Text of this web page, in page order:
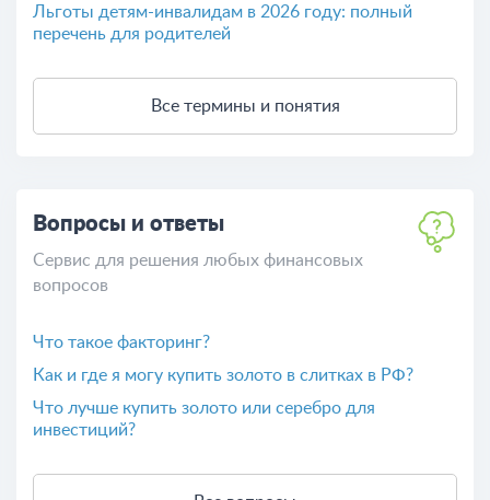
Льготы детям-инвалидам в 2026 году: полный
перечень для родителей
Все термины и понятия
Вопросы и ответы
Сервис для решения любых финансовых
вопросов
Что такое факторинг?
Как и где я могу купить золото в слитках в РФ?
Что лучше купить золото или серебро для
инвестиций?